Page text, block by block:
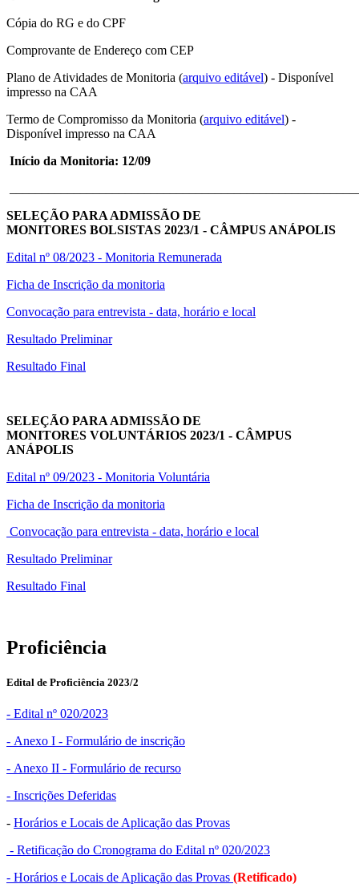
Cópia do RG e do CPF
Comprovante de Endereço com CEP
Plano de Atividades de Monitoria (arquivo editável) - Disponível
impresso na CAA
Termo de Compromisso da Monitoria (arquivo editável) -
Disponível impresso na CAA
Início da Monitoria: 12/09
SELEÇÃO PARA ADMISSÃO DE
MONITORES BOLSISTAS 2023/1 - CÂMPUS ANÁPOLIS
Edital nº 08/2023 - Monitoria Remunerada
Ficha de Inscrição da monitoria
Convocação para entrevista - data, horário e local
Resultado Preliminar
Resultado Final
SELEÇÃO PARA ADMISSÃO DE
MONITORES VOLUNTÁRIOS 2023/1 - CÂMPUS
ANÁPOLIS
Edital nº 09/2023 - Monitoria Voluntária
Ficha de Inscrição da monitoria
Convocação para entrevista - data, horário e local
Resultado Preliminar
Resultado Final
Proficiência
Edital de Proficiência 2023/2
- Edital nº 020/2023
- Anexo I - Formulário de inscrição
- Anexo II - Formulário de recurso
- Inscrições Deferidas
- Horários e Locais de Aplicação das Provas
- Retificação do Cronograma do Edital nº 020/2023
- Horários e Locais de Aplicação das Provas (Retificado)